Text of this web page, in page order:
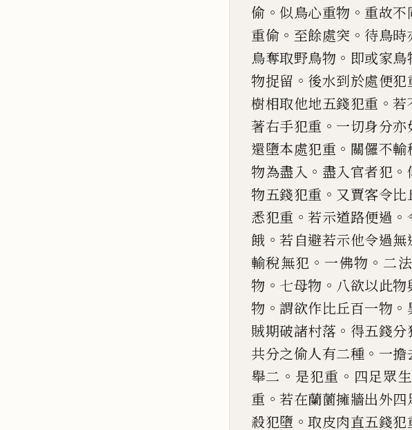
偷 。似鳥心重物 。 重故不
重偷 。 至餘處突 。 待鳥時
鳥奪取野鳥物 。 即或家鳥
物捉留 。 後水到於處便犯
樹相取他地五錢犯重 。若
著右手犯重 。 一切身分亦
還墮本處犯重 。 關儸不輸
物為盡入 。 盡入官者犯 。
物五錢犯重 。 又賈客令比
悉犯重 。若示道路便過 。
餓 。若自避若示他令過無
輸稅無犯 。 一佛物 。 二
物 。 七母物 。 八欲以此
物 。謂欲作比丘百一物 。
賊期破諸村落 。 得五錢分
共分之偷人有二種 。 一擔
舉二 。 是犯重 。 四足眾
重 。若在蘭薗擁牆出外四
殺犯墮 。取皮肉直五錢犯